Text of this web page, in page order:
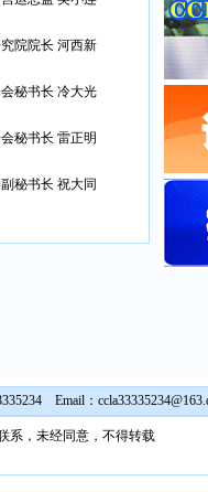
院长 河西新
长 冷大光
长 雷正明
长 祝大同
Email：
系，未经同意，不得转载